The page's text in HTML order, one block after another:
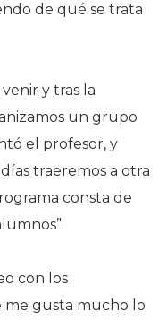
de qué se trata
y tras la
un grupo
el profesor, y
traeremos a otra
consta de
con los
me gusta mucho lo